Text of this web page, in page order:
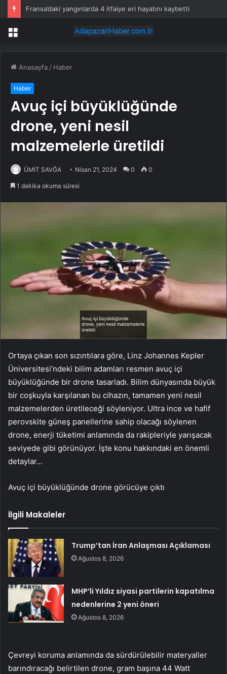
Fransa’daki yangınlarda 4 itfaiye eri hayatını kaybetti
Menü
Anasayfa / Haber
Haber
Avuç içi büyüklüğünde
drone, yeni nesil
malzemelerle üretildi
ÜMİT SAVĞA Nisan 21, 2024 0 0
1 dakika okuma süresi
Ortaya çıkan son sızıntılara göre, Linz Johannes Kepler
Üniversitesi’ndeki bilim adamları resmen avuç içi
büyüklüğünde bir drone tasarladı. Bilim dünyasında büyük
bir coşkuyla karşılanan bu cihazın, tamamen yeni nesil
malzemelerden üretileceği söyleniyor. Ultra ince ve hafif
perovskite güneş panellerine sahip olacağı söylenen
drone, enerji tüketimi anlamında da rakipleriyle yarışacak
seviyede gibi görünüyor. İşte konu hakkındaki en önemli
detaylar…
Avuç içi büyüklüğünde drone görücüye çıktı
İlgili Makaleler
Trump’tan İran Anlaşması Açıklaması
Ağustos 8, 2026
MHP’li Yıldız siyasi partilerin kapatılma
nedenlerine 2 yeni öneri
Ağustos 8, 2026
Çevreyi koruma anlamında da sürdürülebilir materyaller
barındıracağı belirtilen drone, gram başına 44 Watt